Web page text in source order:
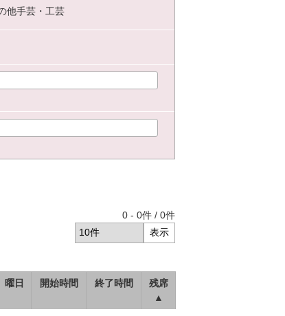
他手芸・工芸
0 - 0件 / 0件
曜日 開始時間 終了時間
残席
▲